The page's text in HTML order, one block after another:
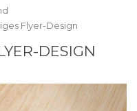
Flyer-Design
DESIGN